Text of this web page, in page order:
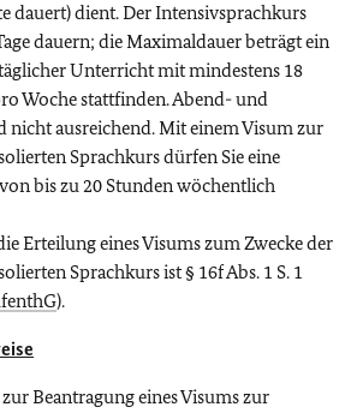
dauert) dient. Der Intensivsprachkurs
dauern; die Maximaldauer beträgt ein
Unterricht mit mindestens 18
Woche stattfinden. Abend- und
nicht ausreichend. Mit einem Visum zur
Sprachkurs dürfen Sie eine
bis zu 20 Stunden wöchentlich
Erteilung eines Visums zum Zwecke der
Sprachkurs ist § 16f Abs. 1 S. 1
).
Beantragung eines Visums zur